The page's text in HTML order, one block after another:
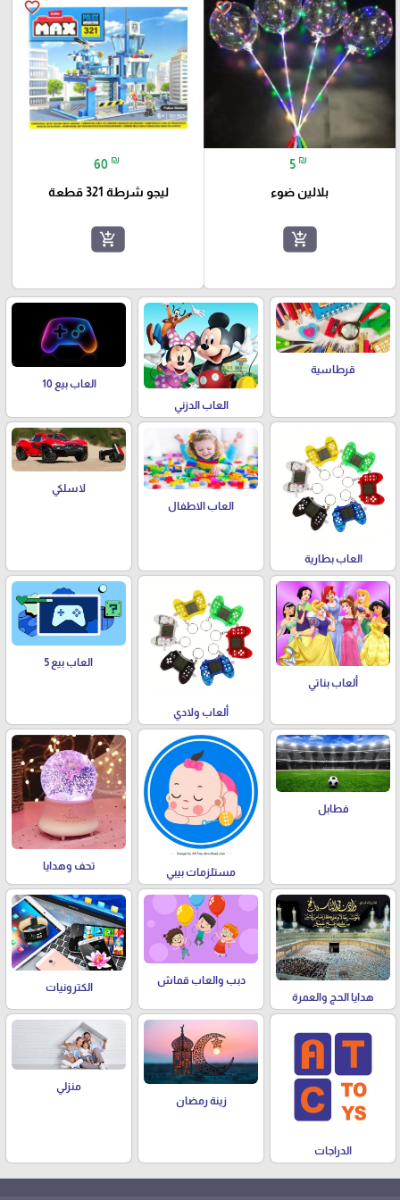
favorite_border
5 ₪
بلالين ضوء
add_shopping_cart
favorite_border
60 ₪
ليجو شرطة 321 قطعة
add_shopping_cart
قرطاسية
العاب الدزني
العاب بيع 10
العاب بطارية
العاب الاطفال
لاسلكي
ألعاب بناتي
ألعاب ولادي
العاب بيع 5
فطابل
مستلزمات بيبي
تحف وهدايا
هدايا الحج والعمرة
دبب والعاب قماش
الكترونيات
الدراجات
زينة رمضان
منزلي